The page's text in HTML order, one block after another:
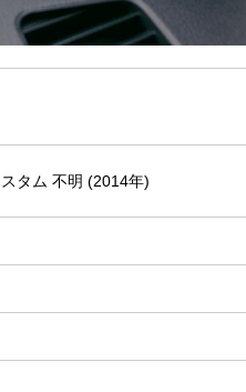
タム 不明 (2014年)